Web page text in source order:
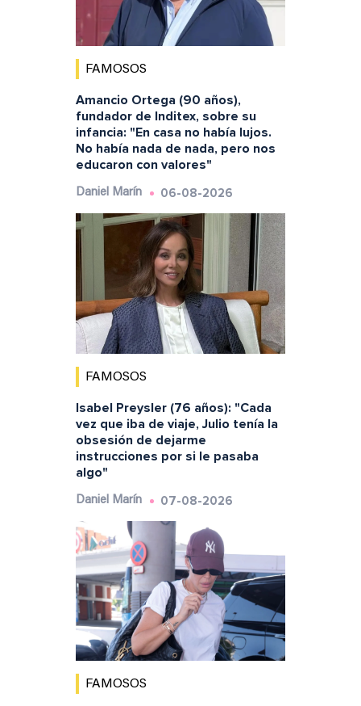
FAMOSOS
Amancio Ortega (90 años),
fundador de Inditex, sobre su
infancia: "En casa no había lujos.
No había nada de nada, pero nos
educaron con valores"
Daniel Marín 06-08-2026
FAMOSOS
Isabel Preysler (76 años): "Cada
vez que iba de viaje, Julio tenía la
obsesión de dejarme
instrucciones por si le pasaba
algo"
Daniel Marín 07-08-2026
FAMOSOS